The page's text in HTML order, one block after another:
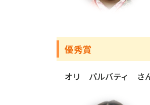
優秀賞
オリ パルバティ さ